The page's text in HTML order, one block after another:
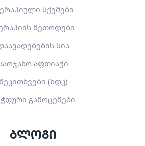
სქემები
მეთოდები
სია
აფთიაქი
შეკითხვები (ხდკ)
გამოცემები
ბლოგი